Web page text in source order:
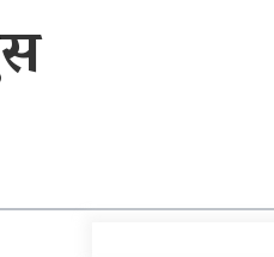
अल्पसंख्यक